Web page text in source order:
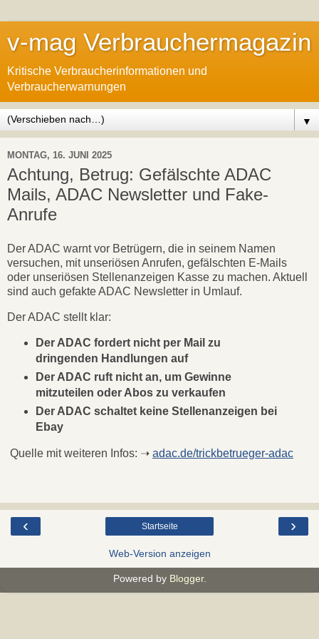
v-mag Verbrauchermagazin
Kritische Verbraucherinformationen und
Verbraucherwarnungen
▼
MONTAG, 16. JUNI 2025
Achtung, Betrug: Gefälschte ADAC
Mails, ADAC Newsletter und Fake-
Anrufe
Der ADAC warnt vor Betrügern, die in seinem Namen
versuchen, mit unseriösen Anrufen, gefälschten E-Mails
oder unseriösen Stellenanzeigen Kasse zu machen. Aktuell
sind auch gefakte ADAC Newsletter in Umlauf.
Der ADAC stellt klar:
Der ADAC fordert nicht per Mail zu
dringenden Handlungen auf
Der ADAC ruft nicht an, um Gewinne
mitzuteilen oder Abos zu verkaufen
Der ADAC schaltet keine Stellenanzeigen bei
Ebay
Quelle mit weiteren Infos: ➝ adac.de/trickbetrueger-adac
‹ ›
Startseite
Web-Version anzeigen
Powered by Blogger.